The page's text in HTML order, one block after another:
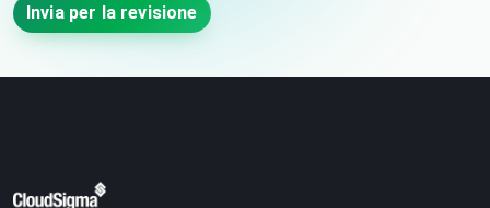
Invia per la revisione